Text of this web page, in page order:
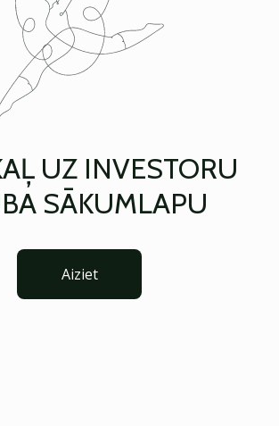
UZ INVESTORU
SĀKUMLAPU
Aiziet